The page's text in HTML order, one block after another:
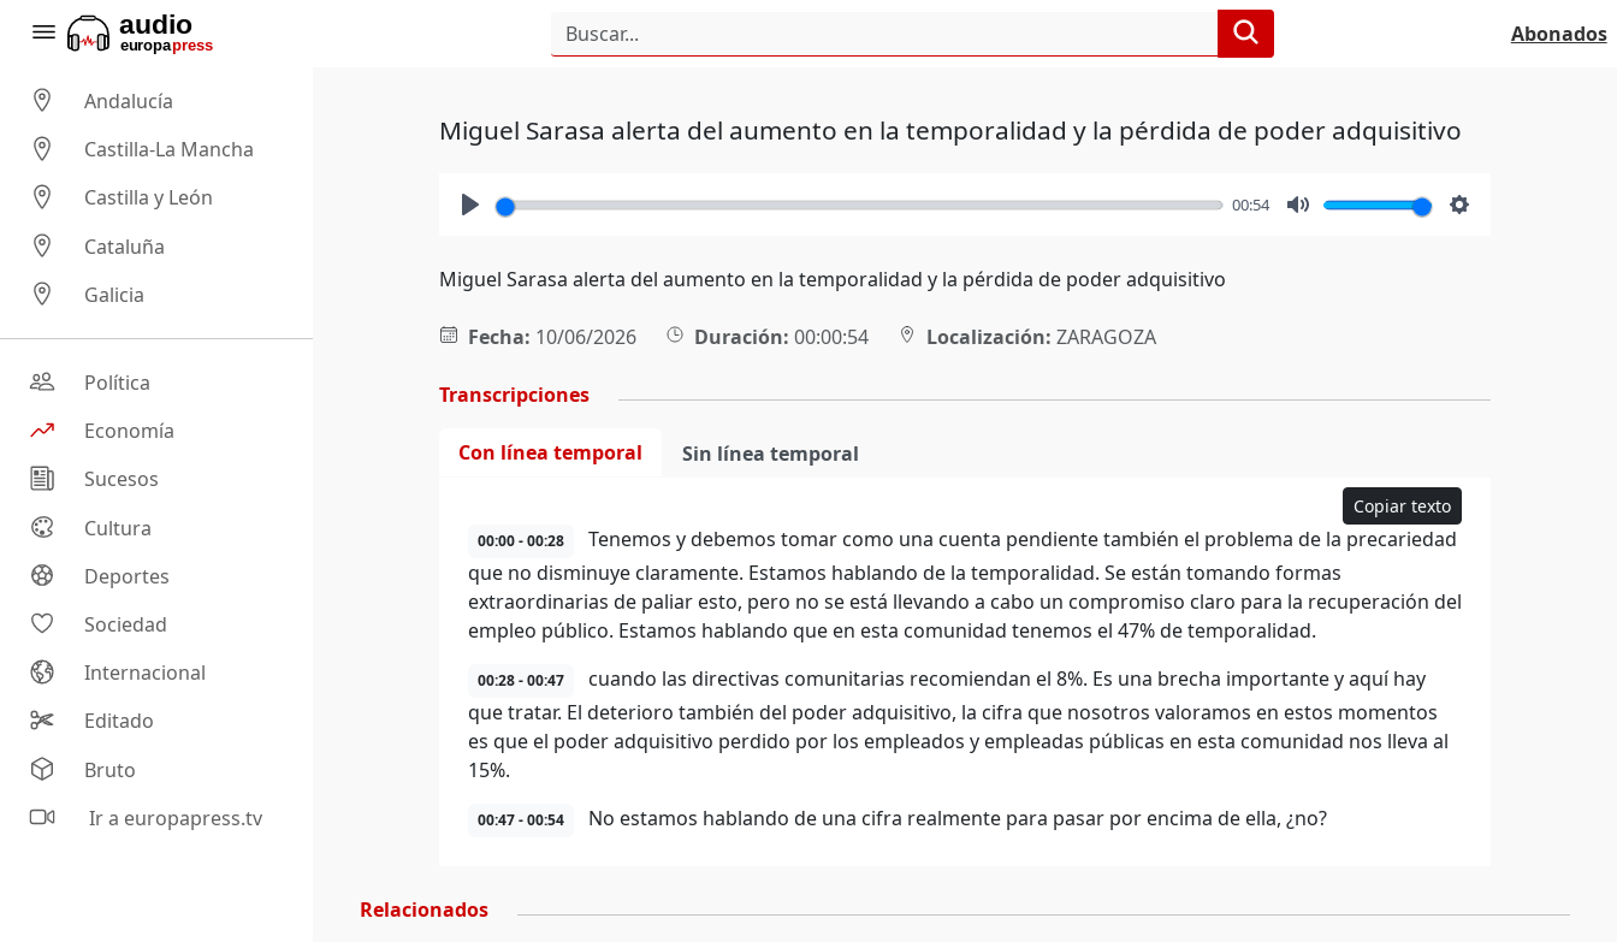
Abonados
Andalucía
Castilla-La Mancha
Castilla y León
Cataluña
Galicia
Política
Economía
Sucesos
Cultura
Deportes
Sociedad
Internacional
Editado
Bruto
Ir a europapress.tv
Miguel Sarasa alerta del aumento en la temporalidad y la pérdida de poder adquisitivo
00:54
Miguel Sarasa alerta del aumento en la temporalidad y la pérdida de poder adquisitivo
Fecha: 10/06/2026 Duración: 00:00:54 Localización: ZARAGOZA
Transcripciones
Con línea temporal Sin línea temporal
Copiar texto
00:00 - 00:28
Tenemos y debemos tomar como una cuenta pendiente también el problema de la precariedad
que no disminuye claramente. Estamos hablando de la temporalidad. Se están tomando formas
extraordinarias de paliar esto, pero no se está llevando a cabo un compromiso claro para la recuperación del
empleo público. Estamos hablando que en esta comunidad tenemos el 47% de temporalidad.
00:28 - 00:47
cuando las directivas comunitarias recomiendan el 8%. Es una brecha importante y aquí hay
que tratar. El deterioro también del poder adquisitivo, la cifra que nosotros valoramos en estos momentos
es que el poder adquisitivo perdido por los empleados y empleadas públicas en esta comunidad nos lleva al
15%.
00:47 - 00:54 No estamos hablando de una cifra realmente para pasar por encima de ella, ¿no?
Relacionados